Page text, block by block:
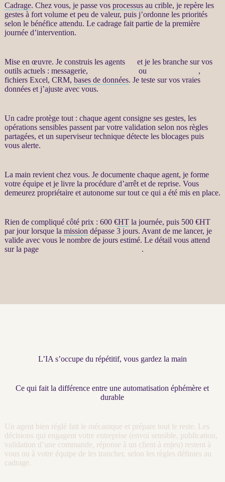
Cadrage. Chez vous, je passe vos processusau crible, je repère les
gestes à fort volume et peu de valeur, puis j’ordonne les priorités
selon le bénéfice attendu. Le cadragefait partie de la première
journée d’intervention.
Mise en œuvre. Je construis les agents
et je les branche sur vos
outils actuels : messagerie,
ou
,
fichiers Excel, CRM, bases de données. Je teste sur vos vraies
donnéeset j’ajuste avec vous.
Un cadre protège tout : chaque agentconsigne ses gestes, les
opérations sensibles passent par votre validation selon nos règles
partagées, et un superviseur technique détecte les blocages puis
vous alerte.
La main revient chez vous. Je documente chaque agent, je forme
votre équipe et je livre la procédure d’arrêt et de reprise. Vous
demeurez propriétaire et autonome sur tout ce qui a été mis en place.
Rien de compliqué côté prix : 600 €HTla journée, puis 500 €HT
par jour lorsque la mission dépasse 3 jours. Avant de me lancer, je
valide avec vous le nombre de jours estimé. Le détail vous attend
sur la page
.
L’IA s’occupe du répétitif, vous gardez la main
Ce qui fait la différence entre une automatisation éphémère et
durable
Un agent bien réglé fait le mécanique et prépare tout le reste. Les
décisions qui engagent votre entreprise (envoi sensible, publication,
validation d’une commande, réponse à un client à enjeu) restent à
vous ou à votre équipe de les trancher, selon les règles définies au
cadrage.